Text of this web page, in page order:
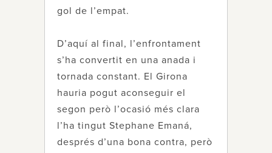
gol de l’empat.
D’aquí al final, l’enfrontament
s’ha convertit en una anada i
tornada constant. El Girona
hauria pogut aconseguir el
segon però l’ocasió més clara
l’ha tingut Stephane Emaná,
després d’una bona contra, però